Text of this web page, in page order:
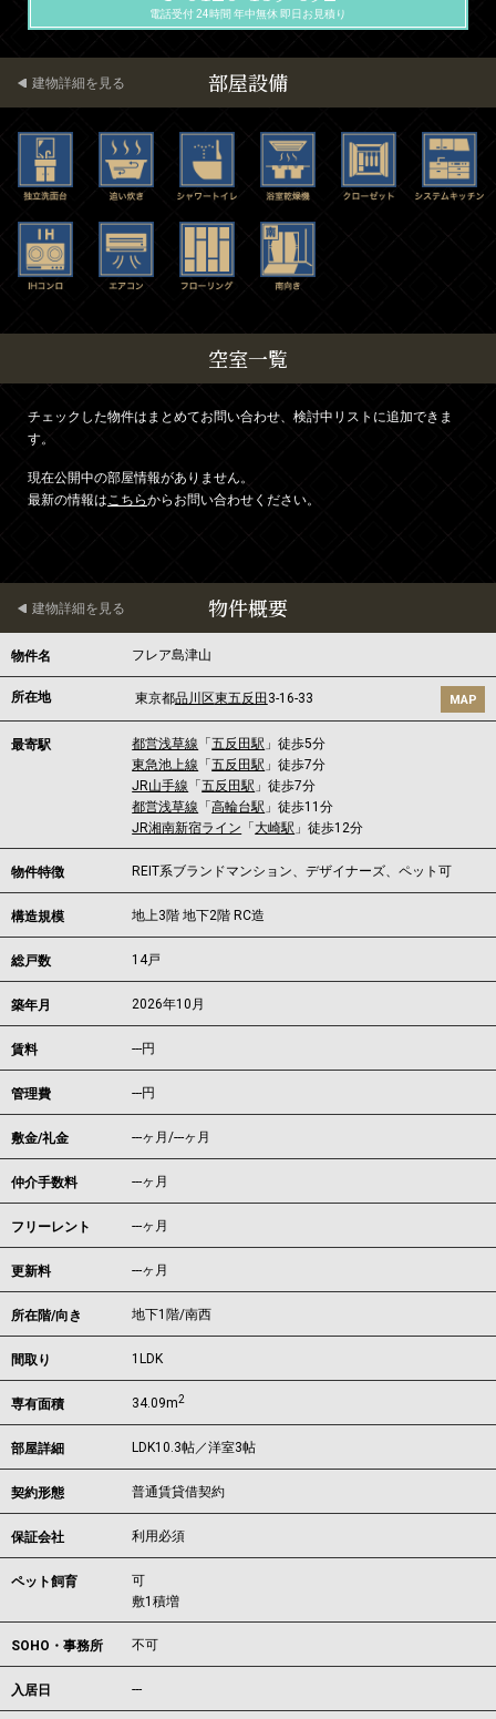
電話受付 24時間 年中無休 即日お見積り
部屋設備
建物詳細を見る
空室一覧
チェックした物件はまとめてお問い合わせ、検討中リストに追加できま
す。
現在公開中の部屋情報がありません。
最新の情報はこちらからお問い合わせください。
物件概要
建物詳細を見る
物件名 フレア島津山
所在地 東京都品川区東五反田 3-16-33 MAP
最寄駅 都営浅草線 「五反田駅 」徒歩5分
東急池上線 「五反田駅 」徒歩7分
JR山手線 「五反田駅 」徒歩7分
都営浅草線 「高輪台駅 」徒歩11分
JR湘南新宿ライン 「 大崎駅 」徒歩12分
物件特徴 REIT系ブランドマンション、デザイナーズ、ペット可
構造規模 地上3階 地下2階 RC造
総戸数 14戸
築年月 2026年10月
賃料 ---円
管理費 ---円
敷金/礼金 ---ヶ月/---ヶ月
仲介手数料 ---ヶ月
フリーレント ---ヶ月
更新料 ---ヶ月
所在階/向き 地下1階/南西
間取り 1LDK
専有面積 34.09m2
部屋詳細 LDK10.3帖／洋室3帖
契約形態 普通賃貸借契約
保証会社 利用必須
ペット飼育
可
敷1積増
SOHO・事務所 不可
入居日 ---